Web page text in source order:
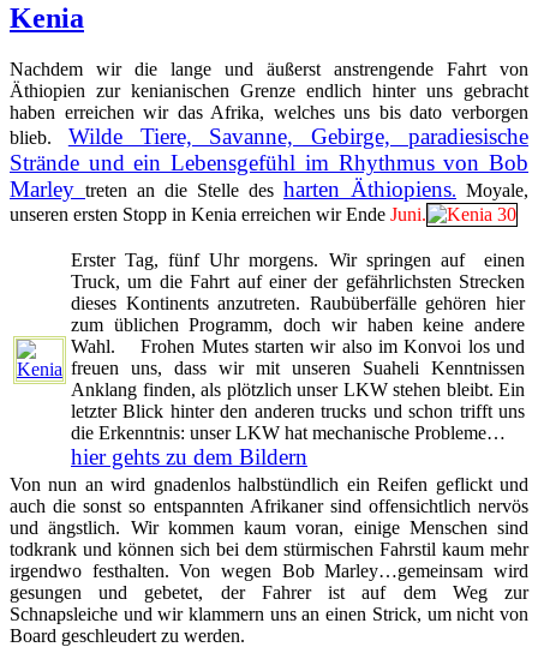
Kenia
Nachdem wir die lange und äußerst anstrengende Fahrt von
Äthiopien zur kenianischen Grenze endlich hinter uns gebracht
haben erreichen wir das Afrika, welches uns bis dato verborgen
blieb. Wilde Tiere, Savanne, Gebirge, paradiesische
Strände und ein Lebensgefühl im Rhythmus von Bob
Marley treten an die Stelle des harten Äthiopiens. Moyale,
unseren ersten Stopp in Kenia erreichen wir Ende Juni.
Erster Tag, fünf Uhr morgens. Wir springen auf einen
Truck, um die Fahrt auf einer der gefährlichsten Strecken
dieses Kontinents anzutreten. Raubüberfälle gehören hier
zum üblichen Programm, doch wir haben keine andere
Wahl. Frohen Mutes starten wir also im Konvoi los und
freuen uns, dass wir mit unseren Suaheli Kenntnissen
Anklang finden, als plötzlich unser LKW stehen bleibt. Ein
letzter Blick hinter den anderen trucks und schon trifft uns
die Erkenntnis: unser LKW hat mechanische Probleme…
hier gehts zu dem Bildern
Von nun an wird gnadenlos halbstündlich ein Reifen geflickt und
auch die sonst so entspannten Afrikaner sind offensichtlich nervös
und ängstlich. Wir kommen kaum voran, einige Menschen sind
todkrank und können sich bei dem stürmischen Fahrstil kaum mehr
irgendwo festhalten. Von wegen Bob Marley…gemeinsam wird
gesungen und gebetet, der Fahrer ist auf dem Weg zur
Schnapsleiche und wir klammern uns an einen Strick, um nicht von
Board geschleudert zu werden.